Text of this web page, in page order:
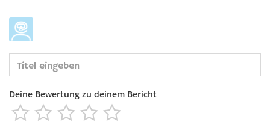
Deine Bewertung zu deinem Bericht
    